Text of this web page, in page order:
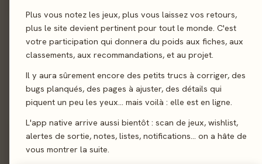
Plus vous notez les jeux, plus vous laissez vos retours,
plus le site devient pertinent pour tout le monde. C'est
votre participation qui donnera du poids aux fiches, aux
classements, aux recommandations, et au projet.
Il y aura sûrement encore des petits trucs à corriger, des
bugs planqués, des pages à ajuster, des détails qui
piquent un peu les yeux… mais voilà : elle est en ligne.
L'app native arrive aussi bientôt : scan de jeux, wishlist,
alertes de sortie, notes, listes, notifications… on a hâte de
vous montrer la suite.
Sortie 7 juin 2024
Auteur Émilien Alquier
Illustration Mathieu Clauss
Éditeur